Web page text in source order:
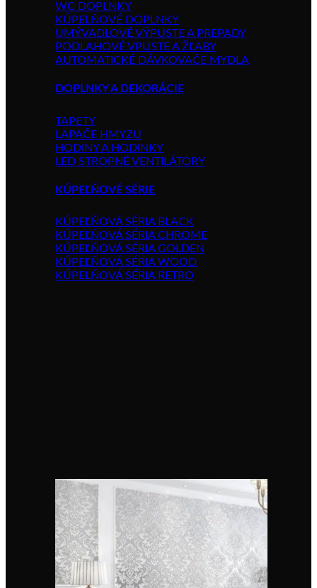
WC DOPLNKY
KÚPELŇOVÉ DOPLNKY
UMÝVADLOVÉ VÝPUSTE A PREPADY
PODLAHOVÉ VPUSTE A ŽĽABY
AUTOMATICKÉ DÁVKOVAČE MYDLA
DOPLNKY A DEKORÁCIE
TAPETY
LAPAČE HMYZU
HODINY A HODINKY
LED STROPNÉ VENTILÁTORY
KÚPEĽŇOVÉ SÉRIE
KÚPEĽŇOVÁ SÉRIA BLACK
KÚPEĽŇOVÁ SÉRIA CHROME
KÚPEĽŇOVÁ SÉRIA GOLDEN
KÚPEĽŇOVÁ SÉRIA WOOD
KÚPELŇOVÁ SÉRIA RETRO